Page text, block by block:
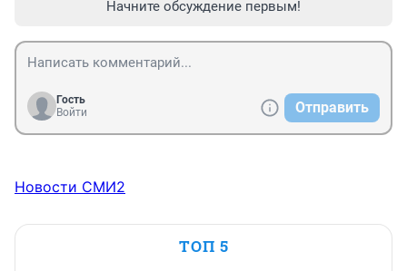
Начните обсуждение первым!
Гость
Войти
Отправить
Новости СМИ2
ТОП 5